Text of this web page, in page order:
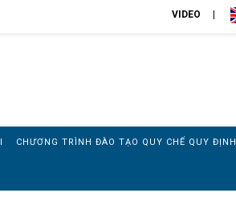
VIDEO
CHƯƠNG TRÌNH ĐÀO TẠO QUY CHẾ QUY ĐỊNH